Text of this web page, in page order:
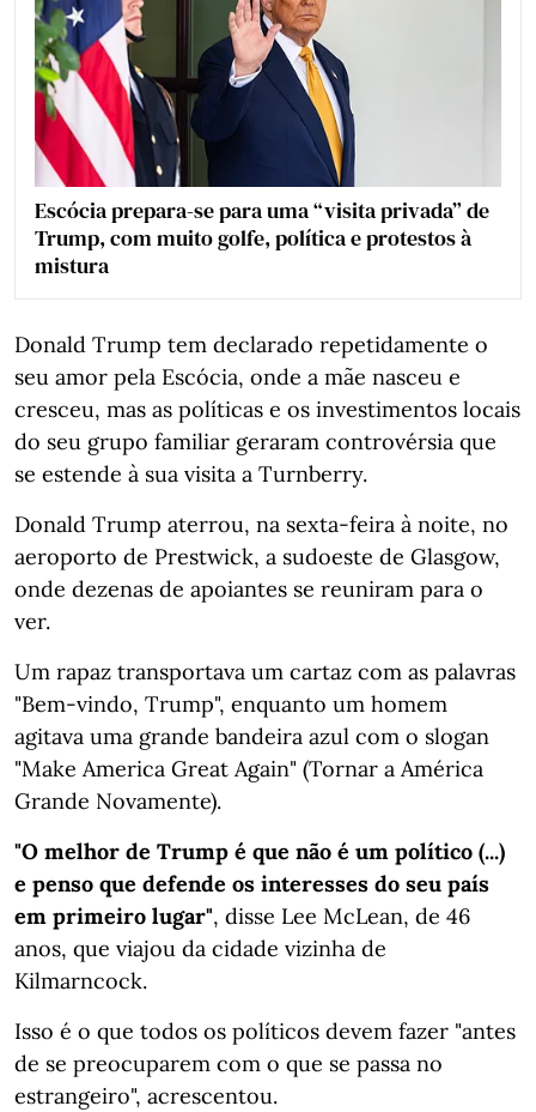
Escócia prepara-se para uma “visita privada” de
Trump, com muito golfe, política e protestos à
mistura
Donald Trump tem declarado repetidamente o
seu amor pela Escócia, onde a mãe nasceu e
cresceu, mas as políticas e os investimentos locais
do seu grupo familiar geraram controvérsia que
se estende à sua visita a Turnberry.
Donald Trump aterrou, na sexta-feira à noite, no
aeroporto de Prestwick, a sudoeste de Glasgow,
onde dezenas de apoiantes se reuniram para o
ver.
Um rapaz transportava um cartaz com as palavras
"Bem-vindo, Trump", enquanto um homem
agitava uma grande bandeira azul com o slogan
"Make America Great Again" (Tornar a América
Grande Novamente).
"O melhor de Trump é que não é um político (...)
e penso que defende os interesses do seu país
em primeiro lugar", disse Lee McLean, de 46
anos, que viajou da cidade vizinha de
Kilmarncock.
Isso é o que todos os políticos devem fazer "antes
de se preocuparem com o que se passa no
estrangeiro", acrescentou.